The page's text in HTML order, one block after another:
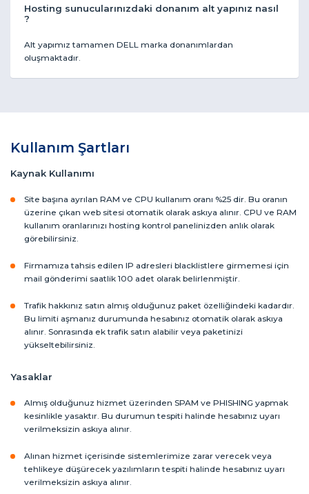
Hosting sunucularınızdaki donanım alt yapınız nasıl
?
Alt yapımız tamamen DELL marka donanımlardan
oluşmaktadır.
Kullanım Şartları
Kaynak Kullanımı
Site başına ayrılan RAM ve CPU kullanım oranı %25 dir. Bu oranın
üzerine çıkan web sitesi otomatik olarak askıya alınır. CPU ve RAM
kullanım oranlarınızı hosting kontrol panelinizden anlık olarak
görebilirsiniz.
Firmamıza tahsis edilen IP adresleri blacklistlere girmemesi için
mail gönderimi saatlik 100 adet olarak belirlenmiştir.
Trafik hakkınız satın almış olduğunuz paket özelliğindeki kadardır.
Bu limiti aşmanız durumunda hesabınız otomatik olarak askıya
alınır. Sonrasında ek trafik satın alabilir veya paketinizi
yükseltebilirsiniz.
Yasaklar
Almış olduğunuz hizmet üzerinden SPAM ve PHISHING yapmak
kesinlikle yasaktır. Bu durumun tespiti halinde hesabınız uyarı
verilmeksizin askıya alınır.
Alınan hizmet içerisinde sistemlerimize zarar verecek veya
tehlikeye düşürecek yazılımların tespiti halinde hesabınız uyarı
verilmeksizin askıya alınır.